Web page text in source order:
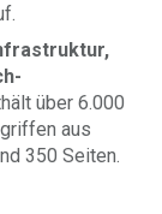
über 6.000
aus
350 Seiten.